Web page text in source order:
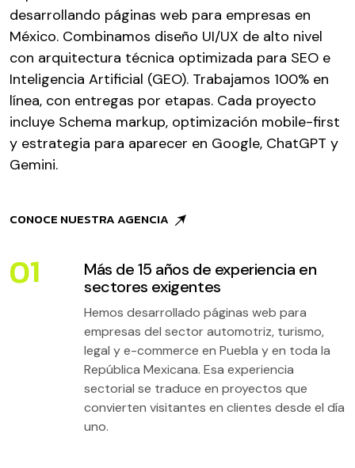
desarrollando páginas web para empresas en
México. Combinamos diseño UI/UX de alto nivel
con arquitectura técnica optimizada para SEO e
Inteligencia Artificial (GEO). Trabajamos 100% en
línea, con entregas por etapas. Cada proyecto
incluye Schema markup, optimización mobile-first
y estrategia para aparecer en Google, ChatGPT y
Gemini.
CONOCE NUESTRA AGENCIA
01
Más de 15 años de experiencia en
sectores exigentes
Hemos desarrollado páginas web para
empresas del sector automotriz, turismo,
legal y e-commerce en Puebla y en toda la
República Mexicana. Esa experiencia
sectorial se traduce en proyectos que
convierten visitantes en clientes desde el día
uno.